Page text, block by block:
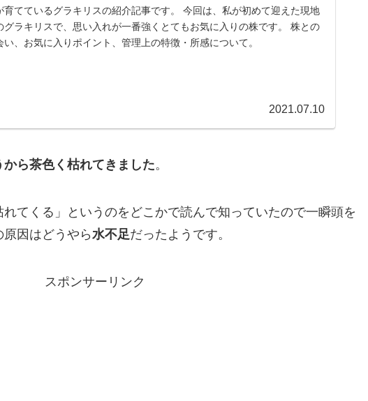
育てているグラキリスの紹介記事です。 今回は、私が初めて迎えた現地
グラキリスで、思い入れが一番強くとてもお気に入りの株です。 株との
い、お気に入りポイント、管理上の特徴・所感について。
2021.07.10
から茶色く枯れてきました。
れてくる」というのをどこかで読んで知っていたので一瞬頭を
因はどうやら水不足だったようです。
スポンサーリンク